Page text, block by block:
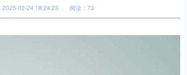
2025-02-24 18:24:23 阅读：73